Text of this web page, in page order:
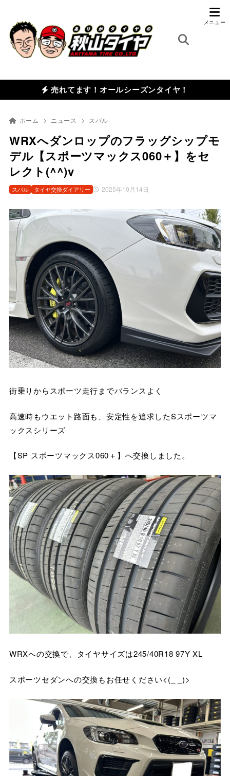
売れてます！オールシーズンタイヤ！
ホーム ニュース スバル
WRXへダンロップのフラッグシップモ
デル【スポーツマックス060＋】をセ
レクト(^^)v
2025年10月14日
スバル タイヤ交換ダイアリー
街乗りからスポーツ走行までバランスよく
高速時もウエット路面も、安定性を追求したSスポーツマ
ックスシリーズ
【SP スポーツマックス060＋】へ交換しました。
WRXへの交換で、タイヤサイズは245/40R18 97Y XL
スポーツセダンへの交換もお任せください<(_ _)>